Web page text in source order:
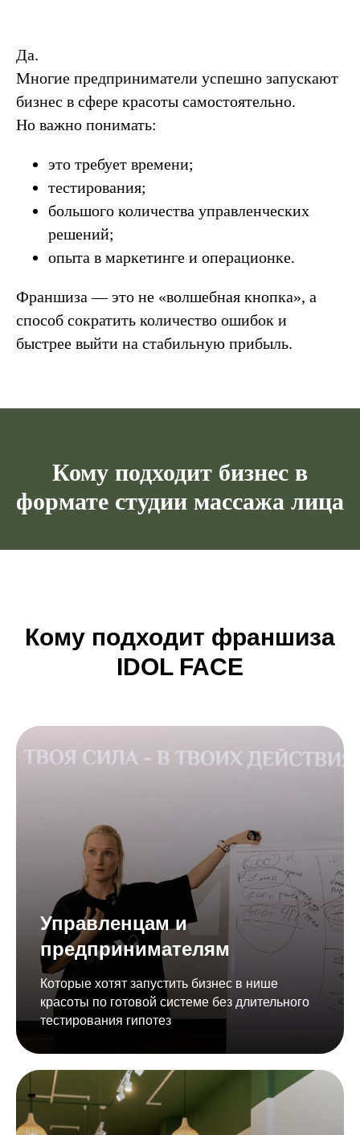
Да.
Многие предприниматели успешно запускают
бизнес в сфере красоты самостоятельно.
Но важно понимать:
это требует времени;
тестирования;
большого количества управленческих
решений;
опыта в маркетинге и операционке.
Франшиза — это не «волшебная кнопка», а
способ сократить количество ошибок и
быстрее выйти на стабильную прибыль.
Кому подходит бизнес в
формате студии массажа лица
Кому подходит франшиза
IDOL FACE
Управленцам и
предпринимателям
Которые хотят запустить бизнес в нише
красоты по готовой системе без длительного
тестирования гипотез